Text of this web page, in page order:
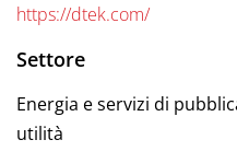
https://dtek.com/
Settore
Energia e servizi di
utilità